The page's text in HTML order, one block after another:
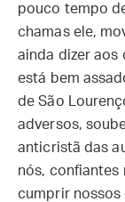
pouco tempo
chamas ele,
ainda dizer aos
está bem
de São
adversos,
anticristã das
nós, confiantes
cumprir nossos